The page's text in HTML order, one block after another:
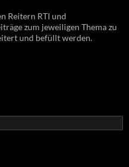
Reitern RTI und
zum jeweiligen Thema zu
und befüllt werden.